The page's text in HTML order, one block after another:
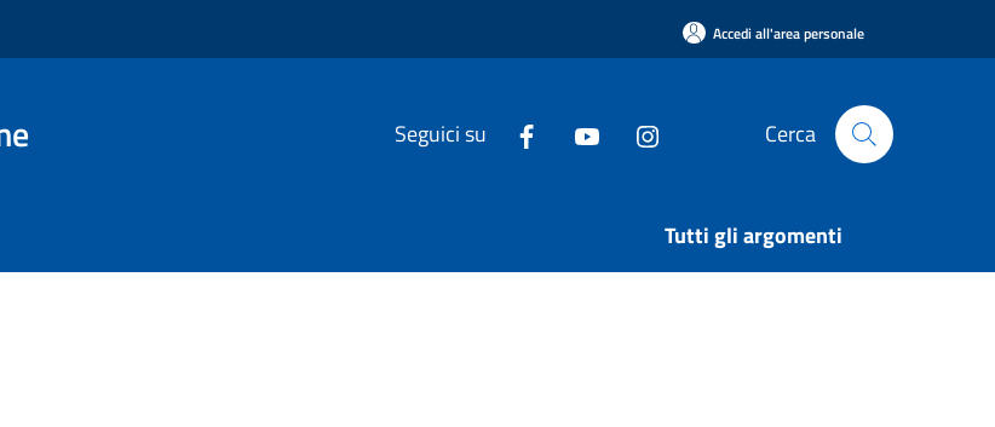
Accedi all'area personale
Seguici su Cerca
Tutti gli argomenti